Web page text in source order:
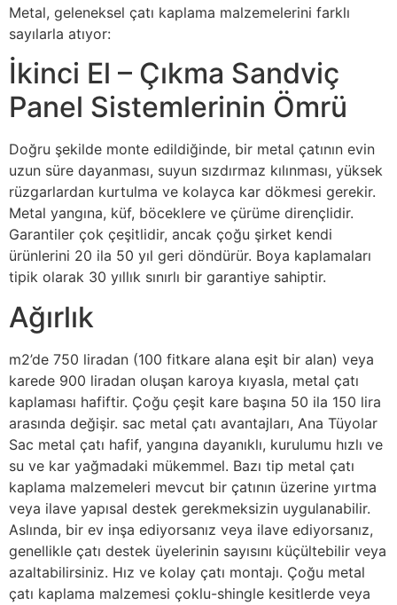
Metal, geleneksel çatı kaplama malzemelerini farklı
sayılarla atıyor:
İkinci El – Çıkma Sandviç
Panel Sistemlerinin Ömrü
Doğru şekilde monte edildiğinde, bir metal çatının evin
uzun süre dayanması, suyun sızdırmaz kılınması, yüksek
rüzgarlardan kurtulma ve kolayca kar dökmesi gerekir.
Metal yangına, küf, böceklere ve çürüme dirençlidir.
Garantiler çok çeşitlidir, ancak çoğu şirket kendi
ürünlerini 20 ila 50 yıl geri döndürür. Boya kaplamaları
tipik olarak 30 yıllık sınırlı bir garantiye sahiptir.
Ağırlık
m2’de 750 liradan (100 fitkare alana eşit bir alan) veya
karede 900 liradan oluşan karoya kıyasla, metal çatı
kaplaması hafiftir. Çoğu çeşit kare başına 50 ila 150 lira
arasında değişir. sac metal çatı avantajları, Ana Tüyolar
Sac metal çatı hafif, yangına dayanıklı, kurulumu hızlı ve
su ve kar yağmadaki mükemmel. Bazı tip metal çatı
kaplama malzemeleri mevcut bir çatının üzerine yırtma
veya ilave yapısal destek gerekmeksizin uygulanabilir.
Aslında, bir ev inşa ediyorsanız veya ilave ediyorsanız,
genellikle çatı destek üyelerinin sayısını küçültebilir veya
azaltabilirsiniz. Hız ve kolay çatı montajı. Çoğu metal
çatı kaplama malzemesi çoklu-shingle kesitlerde veya